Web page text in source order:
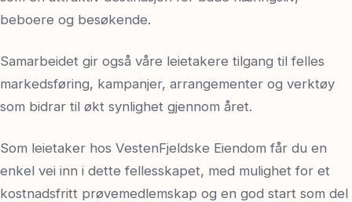
beboere og besøkende.
Samarbeidet gir også våre leietakere tilgang til felles
markedsføring, kampanjer, arrangementer og verktøy
som bidrar til økt synlighet gjennom året.
Som leietaker hos VestenFjeldske Eiendom får du en
enkel vei inn i dette fellesskapet, med mulighet for et
kostnadsfritt prøvemedlemskap og en god start som del